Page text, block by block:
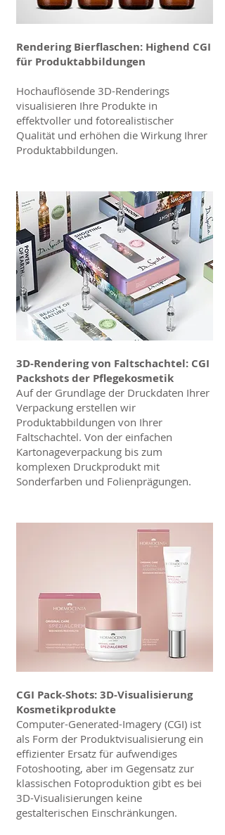
Rendering Bierflaschen: Highend CGI
für Produktabbildungen
Hochauflösende 3D-Renderings
visualisieren Ihre Produkte in
effektvoller und fotorealistischer
Qualität und erhöhen die Wirkung Ihrer
Produktabbildungen.
3D-Rendering von Faltschachtel: CGI
Packshots der Pflegekosmetik
Auf der Grundlage der Druckdaten Ihrer
Verpackung erstellen wir
Produktabbildungen von Ihrer
Faltschachtel. Von der einfachen
Kartonageverpackung bis zum
komplexen Druckprodukt mit
Sonderfarben und Folienprägungen.
CGI Pack-Shots: 3D-Visualisierung
Kosmetikprodukte
Computer-Generated-Imagery (CGI) ist
als Form der Produktvisualisierung ein
effizienter Ersatz für aufwendiges
Fotoshooting, aber im Gegensatz zur
klassischen Fotoproduktion gibt es bei
3D-Visualisierungen keine
gestalterischen Einschränkungen.